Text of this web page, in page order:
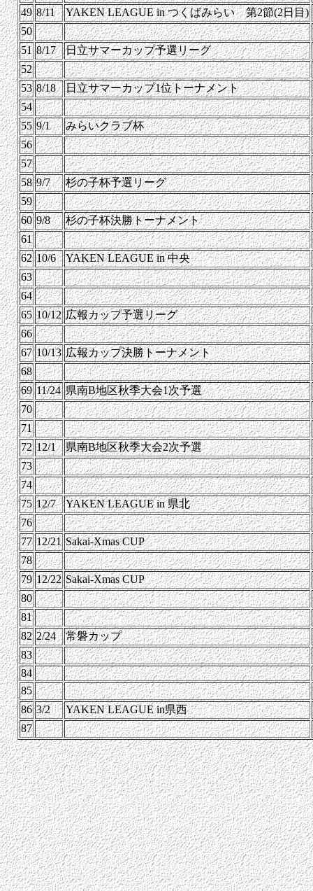
49 8/11
YAKEN LEAGUE in つくばみらい 第2節(2日目)
50
51 8/17
日立サマーカップ予選リーグ
52
53 8/18
日立サマーカップ1位トーナメント
54
55 9/1
みらいクラブ杯
56
57
58 9/7
杉の子杯予選リーグ
59
60 9/8
杉の子杯決勝トーナメント
61
62 10/6
YAKEN LEAGUE in 中央
63
64
65 10/12 広報カップ予選リーグ
66
67 10/13 広報カップ決勝トーナメント
68
69 11/24 県南B地区秋季大会1次予選
70
71
72 12/1
県南B地区秋季大会2次予選
73
74
75 12/7
YAKEN LEAGUE in 県北
76
77 12/21 Sakai-Xmas CUP
78
79 12/22 Sakai-Xmas CUP
80
81
82 2/24
常磐カップ
83
84
85
86 3/2
YAKEN LEAGUE in県西
87